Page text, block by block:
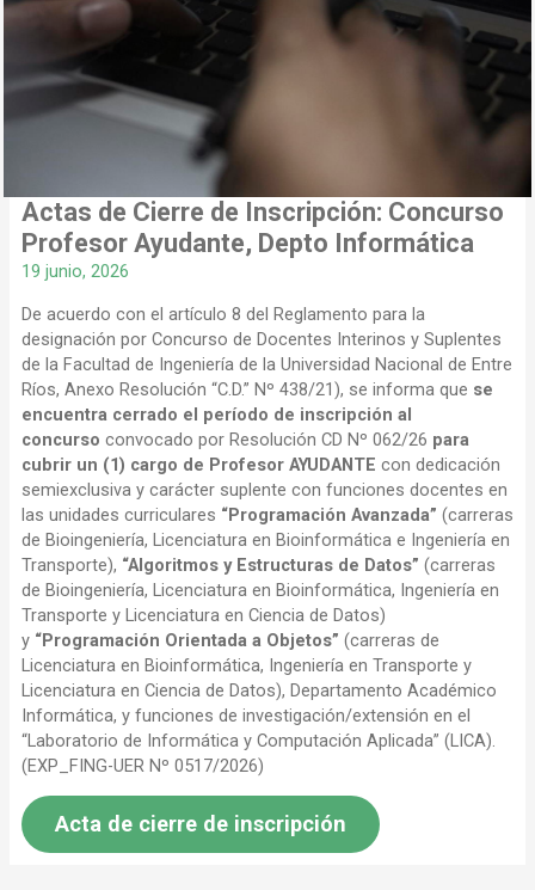
Actas de Cierre de Inscripción: Concurso
Profesor Ayudante, Depto Informática
19 junio, 2026
De acuerdo con el artículo 8 del Reglamento para la
designación por Concurso de Docentes Interinos y Suplentes
de la Facultad de Ingeniería de la Universidad Nacional de Entre
Ríos, Anexo Resolución “C.D.” Nº 438/21), se informa que se
encuentra cerrado el período de inscripción al
concurso convocado por Resolución CD Nº 062/26 para
cubrir un (1) cargo de Profesor AYUDANTE con dedicación
semiexclusiva y carácter suplente con funciones docentes en
las unidades curriculares “Programación Avanzada” (carreras
de Bioingeniería, Licenciatura en Bioinformática e Ingeniería en
Transporte), “Algoritmos y Estructuras de Datos” (carreras
de Bioingeniería, Licenciatura en Bioinformática, Ingeniería en
Transporte y Licenciatura en Ciencia de Datos)
y “Programación Orientada a Objetos” (carreras de
Licenciatura en Bioinformática, Ingeniería en Transporte y
Licenciatura en Ciencia de Datos), Departamento Académico
Informática, y funciones de investigación/extensión en el
“Laboratorio de Informática y Computación Aplicada” (LICA).
(EXP_FING-UER Nº 0517/2026)
Acta de cierre de inscripción